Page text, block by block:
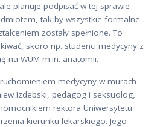
planuje podpisać w tej sprawie
tak by wszystkie formalne
zostały spełnione. To
skoro np. studenci medycyny z
na WUM m.in. anatomii.
medycyny w murach
Izdebski, pedagog i seksuolog,
rektora Uniwersytetu
kierunku lekarskiego. Jego